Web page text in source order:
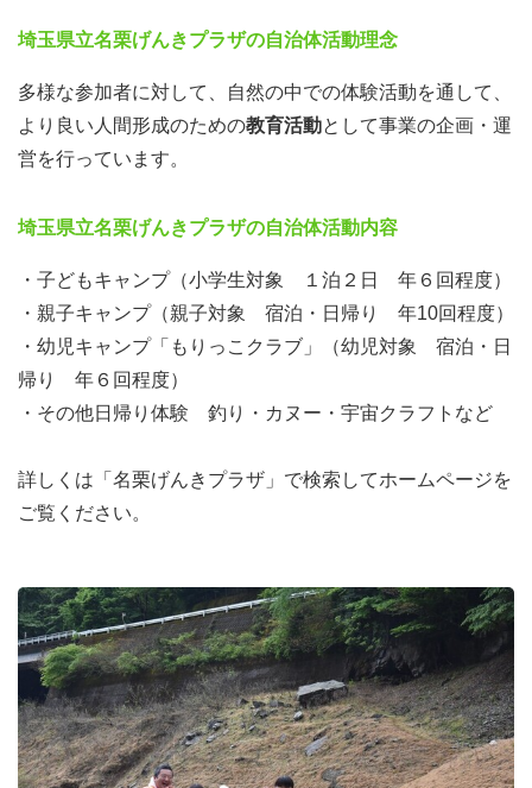
埼玉県立名栗げんきプラザの自治体活動理念
多様な参加者に対して、自然の中での体験活動を通して、
より良い人間形成のための教育活動として事業の企画・運
営を行っています。
埼玉県立名栗げんきプラザの自治体活動内容
・子どもキャンプ（小学生対象 １泊２日 年６回程度）
・親子キャンプ（親子対象 宿泊・日帰り 年10回程度）
・幼児キャンプ「もりっこクラブ」（幼児対象 宿泊・日
帰り 年６回程度）
・その他日帰り体験 釣り・カヌー・宇宙クラフトなど
詳しくは「名栗げんきプラザ」で検索してホームページを
ご覧ください。